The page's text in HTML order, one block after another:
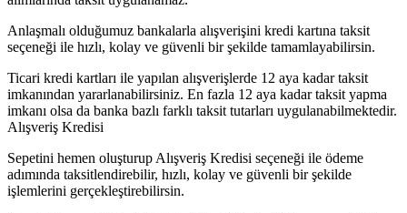
Anlaşmalı olduğumuz bankalarla alışverişini kredi kartına taksit
seçeneği ile hızlı, kolay ve güvenli bir şekilde tamamlayabilirsin.
Ticari kredi kartları ile yapılan alışverişlerde 12 aya kadar taksit
imkanından yararlanabilirsiniz. En fazla 12 aya kadar taksit yapma
imkanı olsa da banka bazlı farklı taksit tutarları uygulanabilmektedir.
Alışveriş Kredisi
Sepetini hemen oluşturup Alışveriş Kredisi seçeneği ile ödeme
adımında taksitlendirebilir, hızlı, kolay ve güvenli bir şekilde
işlemlerini gerçekleştirebilirsin.